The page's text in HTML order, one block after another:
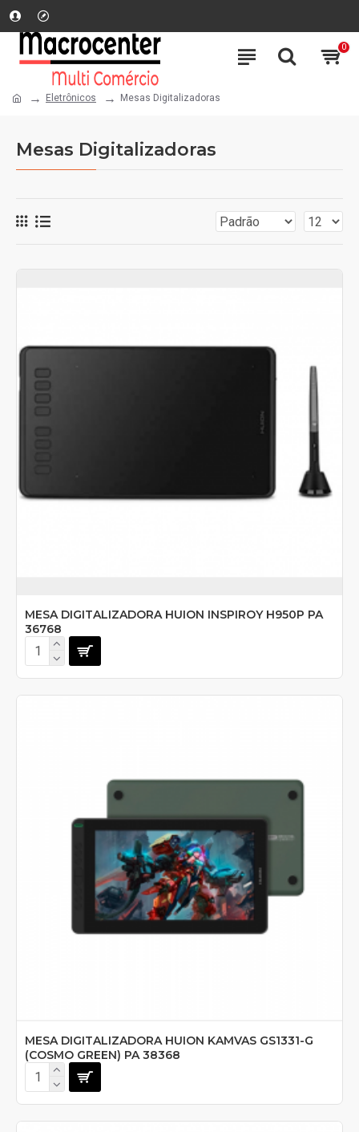
0
Eletrônicos Mesas Digitalizadoras
Mesas Digitalizadoras
MESA DIGITALIZADORA HUION INSPIROY H950P PA
36768
MESA DIGITALIZADORA HUION KAMVAS GS1331-G
(COSMO GREEN) PA 38368